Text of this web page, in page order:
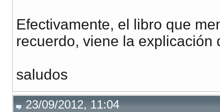
Efectivamente, el libro que
recuerdo, viene la explicación
saludos
23/09/2012, 11:04